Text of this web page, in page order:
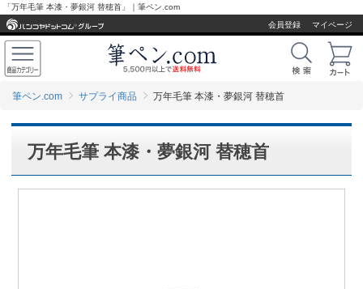
「万年毛筆 本漆・夢銀河 替穂首」｜筆ペン.com
会員登録
マイページ
筆ペン.com サプライ商品 万年毛筆 本漆・夢銀河 替穂首
万年毛筆 本漆・夢銀河 替穂首